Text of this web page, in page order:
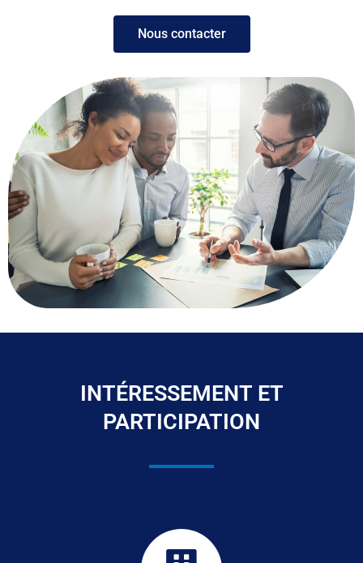
Nous contacter
INTÉRESSEMENT ET
PARTICIPATION